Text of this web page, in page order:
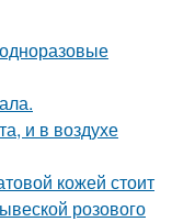
и в воздухе
кожей стоит
розового